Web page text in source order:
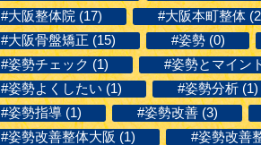
#大阪整体院 (17)
#大阪本町整体
#大阪骨盤矯正 (15)
#姿勢 (0)
#姿勢チェック (1)
#姿勢とマイン
#姿勢よくしたい (1)
#姿勢分析 (1)
#姿勢指導 (1)
#姿勢改善 (3)
#姿勢改善整体大阪 (1)
#姿勢改善